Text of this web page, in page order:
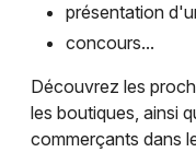
présentation
concours...
Découvrez les
les boutiques, ainsi
commerçants dans